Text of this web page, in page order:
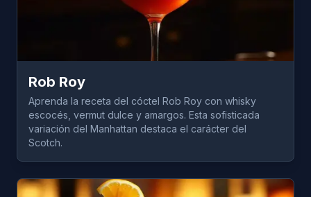
Rob Roy
Aprenda la receta del cóctel Rob Roy con whisky
escocés, vermut dulce y amargos. Esta sofisticada
variación del Manhattan destaca el carácter del
Scotch.